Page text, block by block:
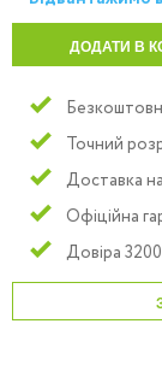
ДОДАТИ В
Точний
Доставка
Офіційна
Довіра